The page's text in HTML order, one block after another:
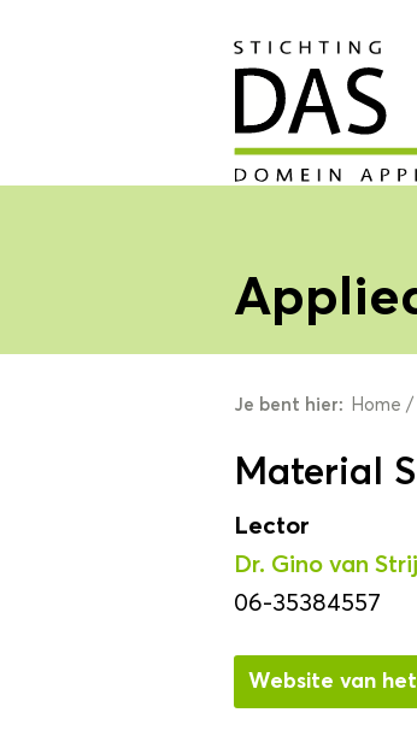
Je bent hier: Home /
Material
Lector
Dr. Gino van
06-35384557
Website van